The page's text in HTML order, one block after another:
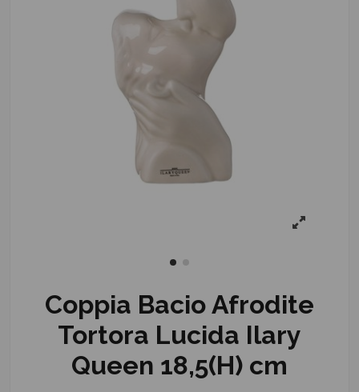
Coppia Bacio Afrodite
Tortora Lucida Ilary
Queen 18,5(H) cm